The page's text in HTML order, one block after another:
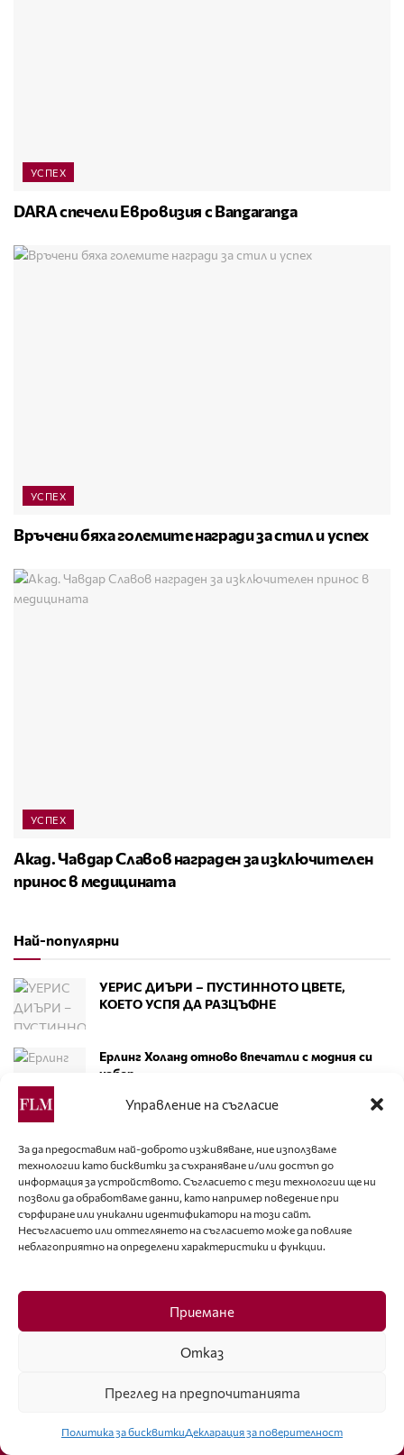
Управление на съгласие
За да предоставим най-доброто изживяване, ние използваме
технологии като бисквитки за съхраняване и/или достъп до
информация за устройството. Съгласието с тези технологии ще ни
позволи да обработваме данни, като например поведение при
сърфиране или уникални идентификатори на този сайт.
Несъгласието или оттеглянето на съгласието може да повлияе
неблагоприятно на определени характеристики и функции.
Приемане
Отказ
Преглед на предпочитанията
Политика за бисквиткиДекларация за поверителност
УСПЕХ
DARA спечели Евровизия с Bangaranga
УСПЕХ
Връчени бяха големите награди за стил и успех
УСПЕХ
Акад. Чавдар Славов награден за изключителен
принос в медицината
Най-популярни
УЕРИС ДИЪРИ – ПУСТИННОТО ЦВЕТЕ,
КОЕТО УСПЯ ДА РАЗЦЪФНЕ
Ерлинг Холанд отново впечатли с модния си
избор
РИЦАРИТЕ
Подобно на компютърните фенове и волните субкултури,
иска да е свободна”, ние развяваме с достойнство нашето
която й се полага!”.